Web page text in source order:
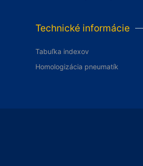
Technické informácie
Tabuľka indexov
Homologizácia pneumatík